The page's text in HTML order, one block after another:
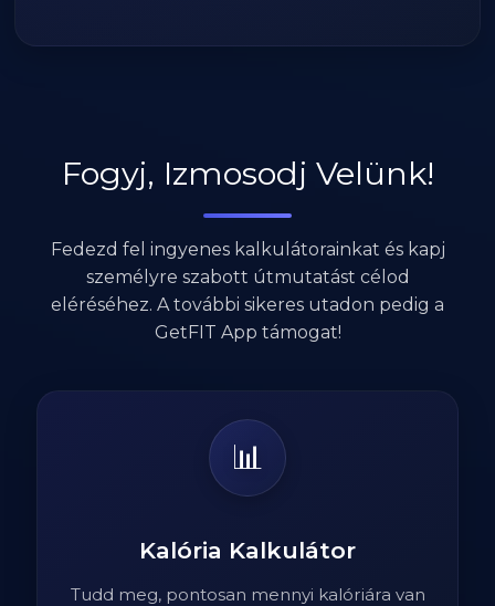
Fogyj, Izmosodj Velünk!
Fedezd fel ingyenes kalkulátorainkat és kapj
személyre szabott útmutatást célod
eléréséhez. A további sikeres utadon pedig a
GetFIT App támogat!
📊
Kalória Kalkulátor
Tudd meg, pontosan mennyi kalóriára van